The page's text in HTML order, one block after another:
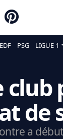
EDF PSG LIGUE 1
de
a